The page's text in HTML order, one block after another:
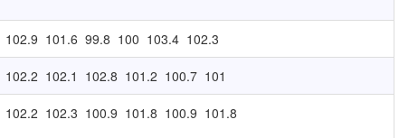
102.9 101.6 99.8 100 103.4 102.3
102.2 102.1 102.8 101.2 100.7 101
102.2 102.3 100.9 101.8 100.9 101.8